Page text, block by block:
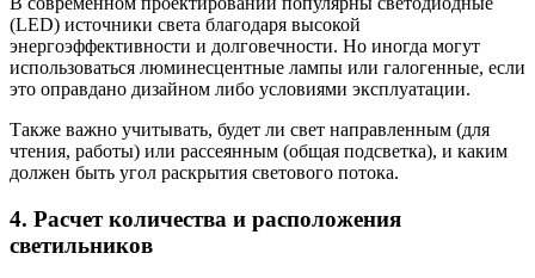
(LED) источники света благодаря высокой
энергоэффективности и долговечности. Но иногда могут
использоваться люминесцентные лампы или галогенные, если
это оправдано дизайном либо условиями эксплуатации.
Также важно учитывать, будет ли свет направленным (для
чтения, работы) или рассеянным (общая подсветка), и каким
должен быть угол раскрытия светового потока.
4. Расчет количества и расположения
светильников